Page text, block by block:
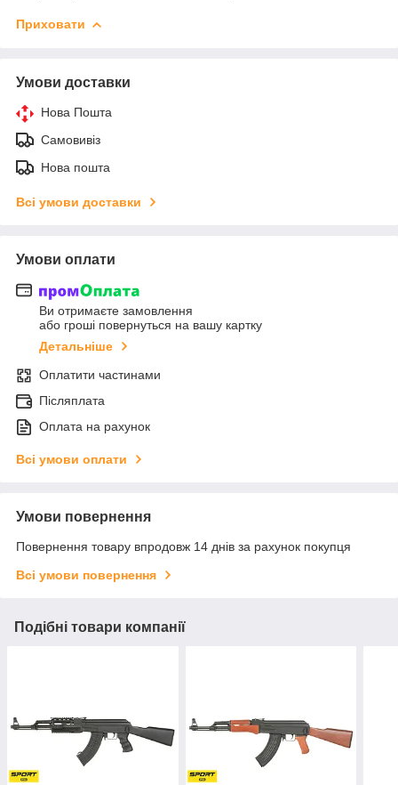
Приховати
Умови доставки
Нова Пошта
Самовивіз
Нова пошта
Всі умови доставки
Умови оплати
Ви отримаєте замовлення
або гроші повернуться на вашу картку
Детальніше
Оплатити частинами
Післяплата
Оплата на рахунок
Всі умови оплати
Умови повернення
Повернення товару впродовж 14 днів за рахунок покупця
Всі умови повернення
Подібні товари компанії